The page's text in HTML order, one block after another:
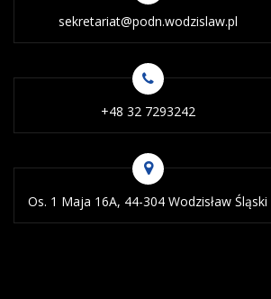
sekretariat@podn.wodzislaw.pl
+48 32 7293242
Os. 1 Maja 16A, 44-304 Wodzisław Śląski